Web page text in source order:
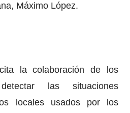
Máximo López.
la colaboración de los
las situaciones
locales usados por los